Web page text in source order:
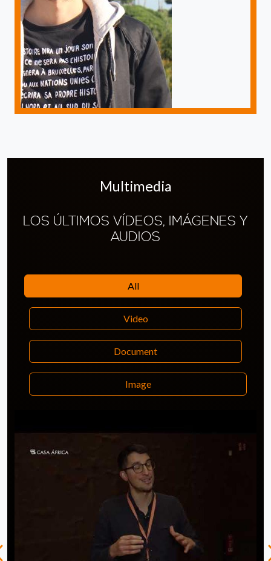
Multimedia
LOS ÚLTIMOS VÍDEOS, IMÁGENES Y
AUDIOS
All
Video
Document
Image